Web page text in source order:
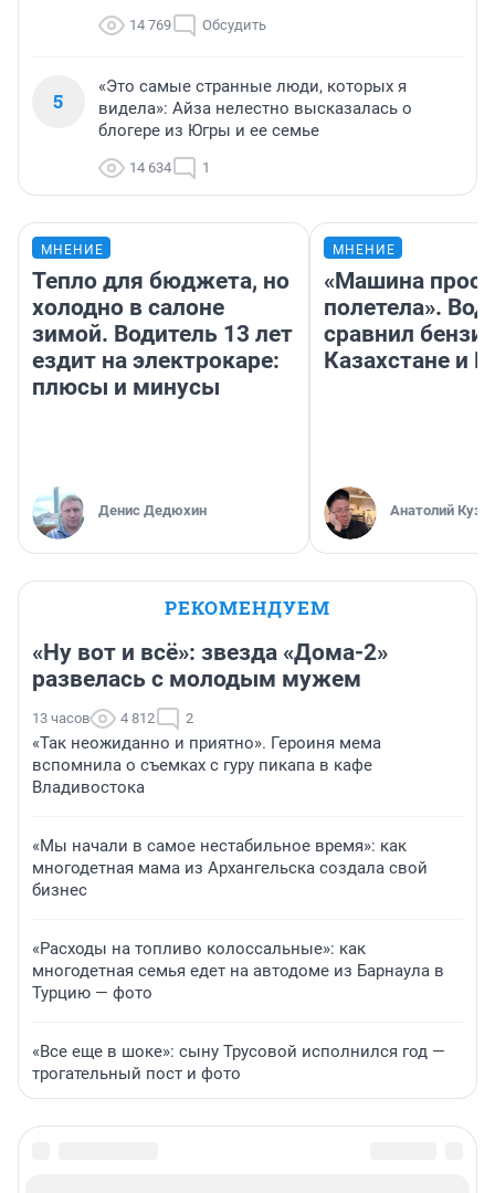
14 769 Обсудить
5
«Это самые странные люди, которых я
видела»: Айза нелестно высказалась о
блогере из Югры и ее семье
14 634 1
МНЕНИЕ
Тепло для бюджета, но
холодно в салоне
зимой. Водитель 13 лет
ездит на электрокаре:
плюсы и минусы
Денис Дедюхин
МНЕНИЕ
«Машина
полетела».
сравнил
Казахстане и
Анатолий
РЕКОМЕНДУЕМ
«Ну вот и всё»: звезда «Дома-2»
развелась с молодым мужем
13 часов 4 812 2
«Так неожиданно и приятно». Героиня мема
вспомнила о съемках с гуру пикапа в кафе
Владивостока
«Мы начали в самое нестабильное время»: как
многодетная мама из Архангельска создала свой
бизнес
«Расходы на топливо колоссальные»: как
многодетная семья едет на автодоме из Барнаула в
Турцию — фото
«Все еще в шоке»: сыну Трусовой исполнился год —
трогательный пост и фото